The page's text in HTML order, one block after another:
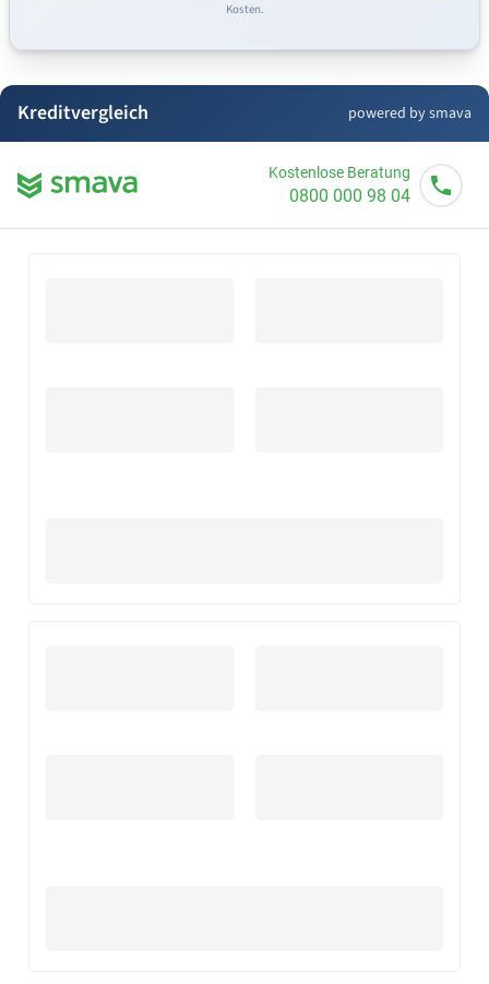
Kosten.
Kreditvergleich powered by smava